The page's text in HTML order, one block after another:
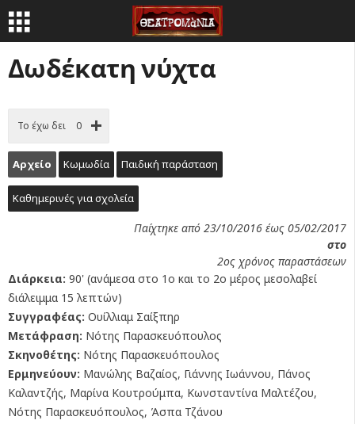
Δωδέκατη νύχτα
Το έχω δει 0
Αρχείο Κωμωδία Παιδική παράσταση
Καθημερινές για σχολεία
Παίχτηκε από 23/10/2016 έως 05/02/2017
στο
2ος χρόνος παραστάσεων
Διάρκεια: 90' (ανάμεσα στο 1ο και το 2ο μέρος μεσολαβεί
διάλειμμα 15 λεπτών)
Συγγραφέας: Ουίλλιαμ Σαίξπηρ
Μετάφραση: Νότης Παρασκευόπουλος
Σκηνοθέτης: Νότης Παρασκευόπουλος
Ερμηνεύουν: Μανώλης Βαζαίος, Γιάννης Ιωάννου, Πάνος
Καλαντζής, Μαρίνα Κουτρούμπα, Κωνσταντίνα Μαλτέζου,
Νότης Παρασκευόπουλος, Άσπα Τζάνου